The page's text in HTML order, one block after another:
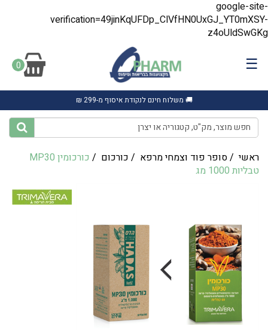
google-site-
verification=49jinKqUFDp_ClVfHN0UxGJ_YT0mXSY-
z4oUldSwGKg
☰
0
🚚 משלוח חינם לנקודת איסוף מ-299 ₪
ראשי /סופר פוד וצמחי מרפא / כורכום /
כורכומין MP30
טבליות 1000 מג